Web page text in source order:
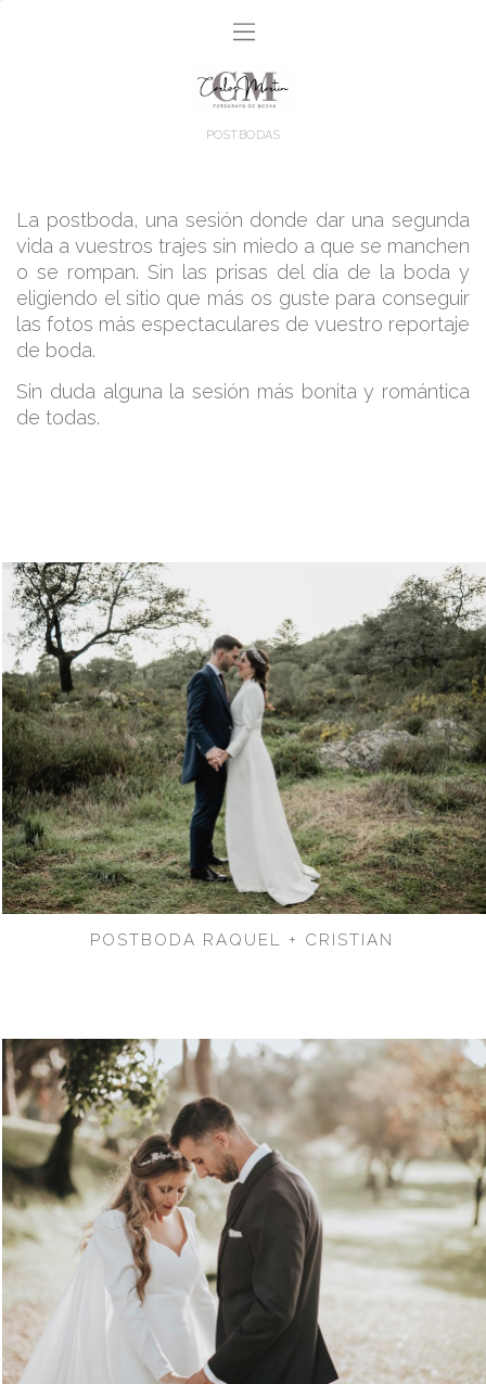
POSTBODAS
La postboda, una sesión donde dar una segunda
vida a vuestros trajes sin miedo a que se manchen
o se rompan. Sin las prisas del día de la boda y
eligiendo el sitio que más os guste para conseguir
las fotos más espectaculares de vuestro reportaje
de boda.
Sin duda alguna la sesión más bonita y romántica
de todas.
POSTBODA RAQUEL + CRISTIAN